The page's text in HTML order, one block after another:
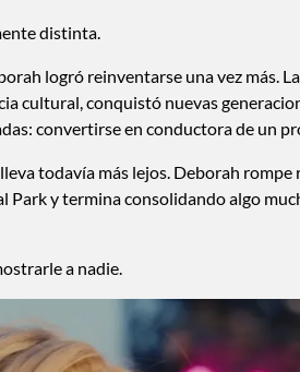
distinta.
logró reinventarse una vez más.
cultural, conquistó nuevas
convertirse en conductora de un
todavía más lejos. Deborah rompe
Park y termina consolidando algo
a nadie.